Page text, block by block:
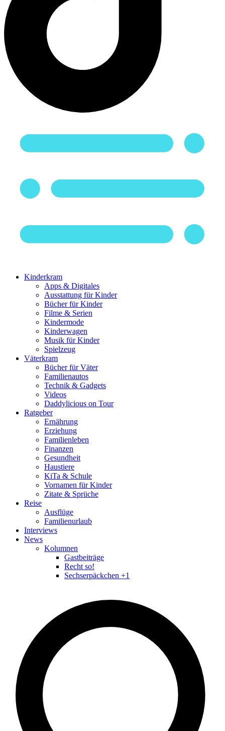
Kinderkram
Apps & Digitales
Ausstattung für Kinder
Bücher für Kinder
Filme & Serien
Kindermode
Kinderwagen
Musik für Kinder
Spielzeug
Väterkram
Bücher für Väter
Familienautos
Technik & Gadgets
Videos
Daddylicious on Tour
Ratgeber
Ernährung
Erziehung
Familienleben
Finanzen
Gesundheit
Haustiere
KiTa & Schule
Vornamen für Kinder
Zitate & Sprüche
Reise
Ausflüge
Familienurlaub
Interviews
News
Kolumnen
Gastbeiträge
Recht so!
Sechserpäckchen +1